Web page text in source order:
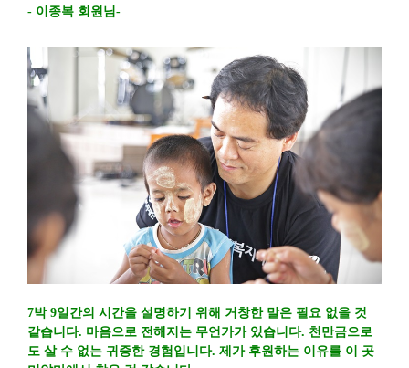
- 이종복 회원님-
7박 9일간의 시간을 설명하기 위해 거창한 말은 필요 없을 것
같습니다. 마음으로 전해지는 무언가가 있습니다. 천만금으로
도 살 수 없는 귀중한 경험입니다. 제가 후원하는 이유를 이 곳